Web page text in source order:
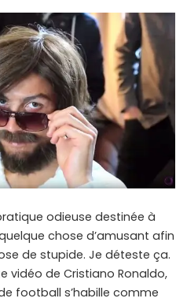
odieuse destinée à
chose d’amusant afin
de stupide. Je déteste ça.
vidéo de Cristiano Ronaldo,
football s’habille comme